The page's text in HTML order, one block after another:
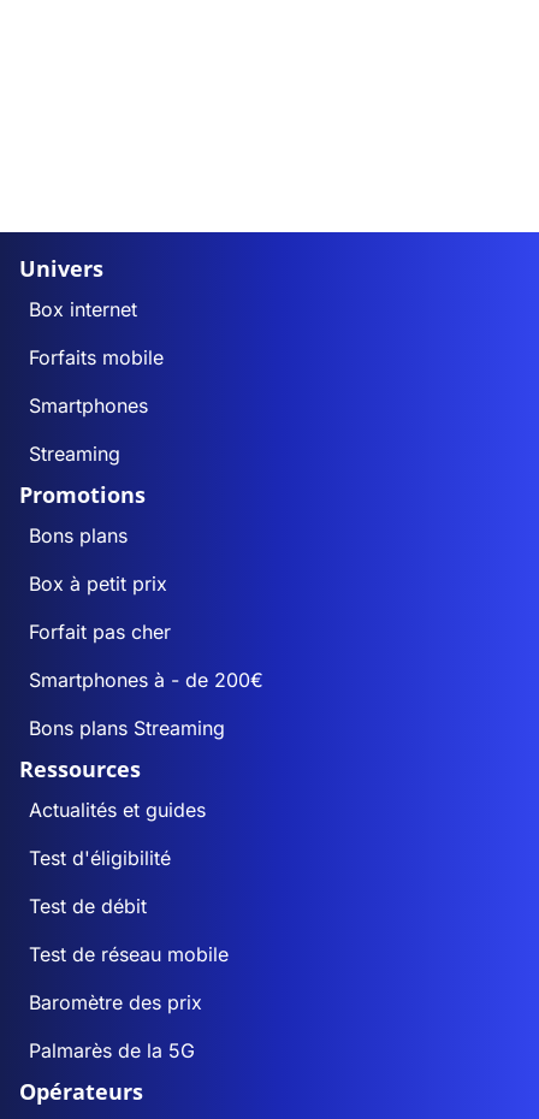
Univers
Box internet
Forfaits mobile
Smartphones
Streaming
Promotions
Bons plans
Box à petit prix
Forfait pas cher
Smartphones à - de 200€
Bons plans Streaming
Ressources
Actualités et guides
Test d'éligibilité
Test de débit
Test de réseau mobile
Baromètre des prix
Palmarès de la 5G
Opérateurs